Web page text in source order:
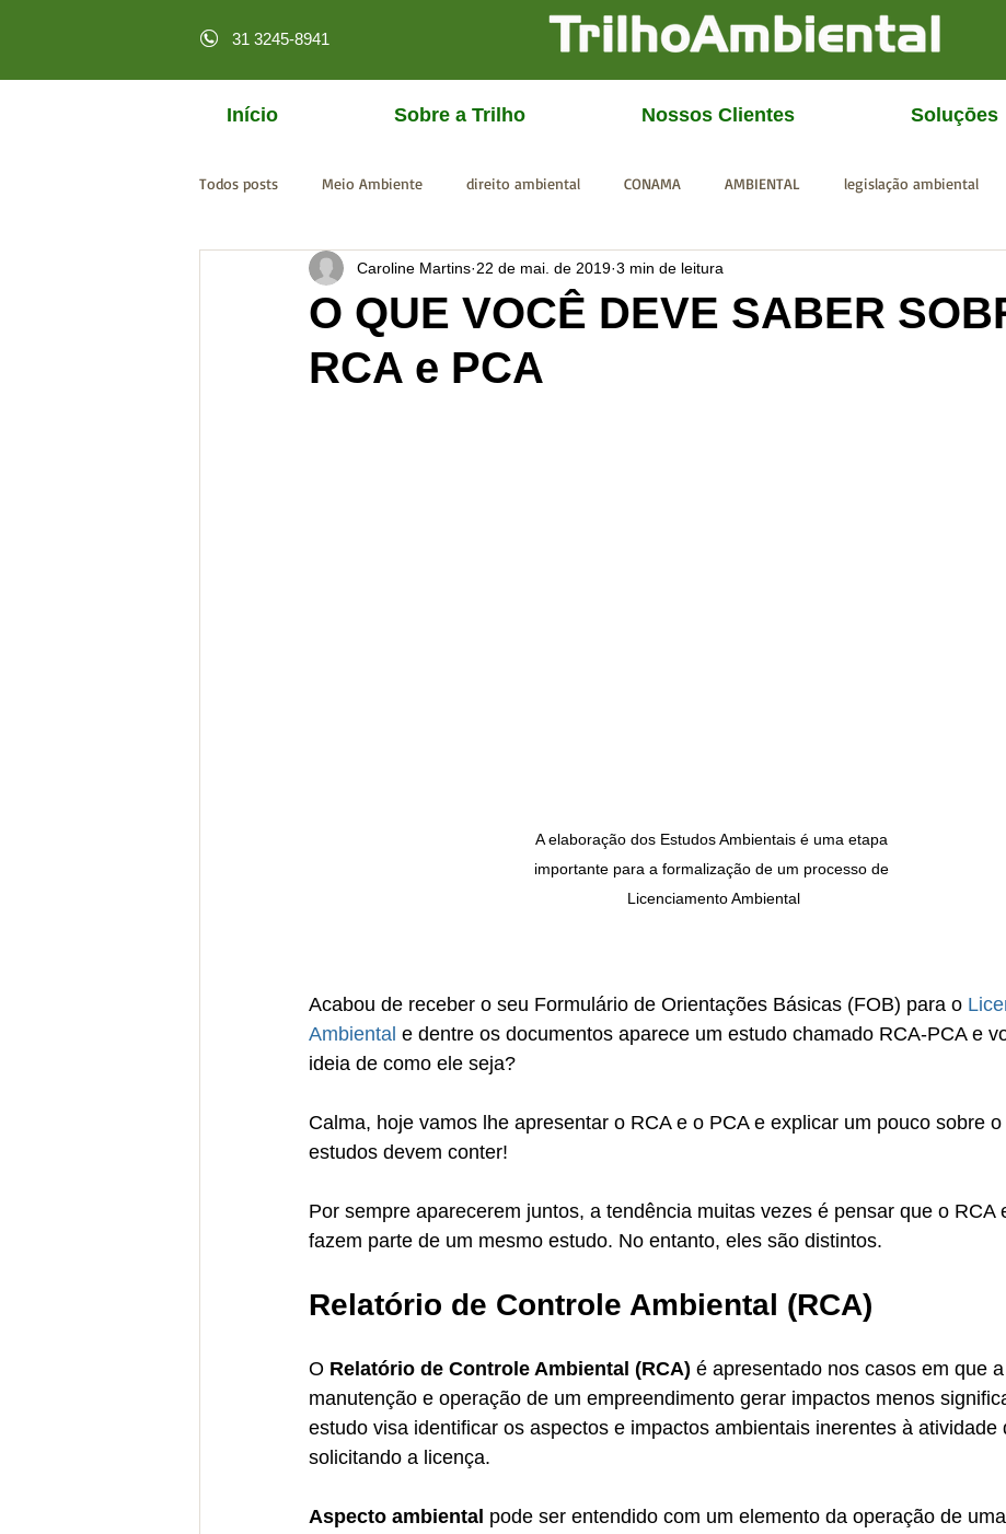
31 3245-8941
Início Sobre a Trilho Nossos Clientes Soluçōes
Todos posts Meio Ambiente direito ambiental CONAMA AMBIENTAL legislação ambiental
licenciamento online MPF CGU IBAMA SISEMA
O QUE VOCÊ DEVE SABER
RCA e PCA
Caroline Martins 22 de mai. de 2019 3 min de leitura
A elaboração dos Estudos Ambientais é uma etapa
importante para a formalização de um processo de
Licenciamento Ambiental
Acabou de receber o seu Formulário de Orientações Básicas (FOB) para o
Ambiental e dentre os documentos aparece um estudo chamado RCA-PCA e
ideia de como ele seja?
Calma, hoje vamos lhe apresentar o RCA e o PCA e explicar um pouco sobre
estudos devem conter!
Por sempre aparecerem juntos, a tendência muitas vezes é pensar que o RCA
fazem parte de um mesmo estudo. No entanto, eles são distintos.
Relatório de Controle Ambiental (RCA)
O Relatório de Controle Ambiental (RCA) é apresentado nos casos em que
manutenção e operação de um empreendimento gerar impactos menos
estudo visa identificar os aspectos e impactos ambientais inerentes à atividade
solicitando a licença.
Aspecto ambiental pode ser entendido com um elemento da operação de uma